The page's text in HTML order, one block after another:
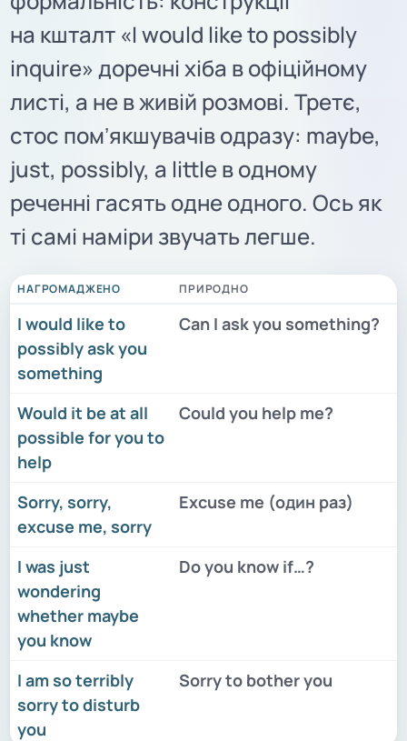
на кшталт «I would like to possibly
inquire» доречні хіба в офіційному
листі, а не в живій розмові. Третє,
стос помʼякшувачів одразу: maybe,
just, possibly, a little в одному
реченні гасять одне одного. Ось як
ті самі наміри звучать легше.
НАГРОМАДЖЕНО ПРИРОДНО
I would like to
possibly ask you
something
Can I ask you something?
Would it be at all
possible for you to
help
Could you help me?
Sorry, sorry,
excuse me, sorry
Excuse me (один раз)
I was just
wondering
whether maybe
you know
Do you know if…?
I am so terribly
sorry to disturb
you
Sorry to bother you